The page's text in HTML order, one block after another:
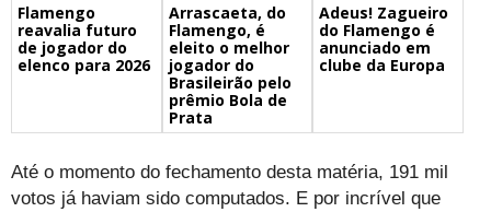
Flamengo
reavalia futuro
de jogador do
elenco para 2026
Arrascaeta, do
Flamengo, é
eleito o melhor
jogador do
Brasileirão pelo
prêmio Bola de
Prata
Adeus! Zagueiro
do Flamengo é
anunciado em
clube da Europa
Até o momento do fechamento desta matéria, 191 mil
votos já haviam sido computados. E por incrível que